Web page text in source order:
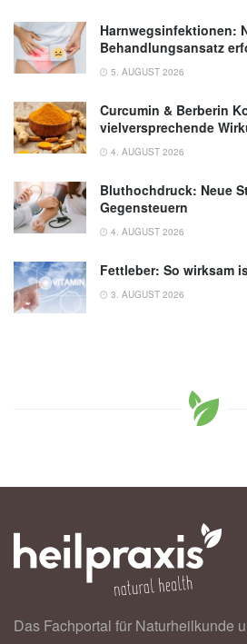
Harnwegsinfektionen:
Behandlungsansatz
5. AUGUST 2026
Curcumin & Berberin
vielversprechende
4. AUGUST 2026
Bluthochdruck: Neue
Gegensteuern
4. AUGUST 2026
Fettleber: So wirksam
3. AUGUST 2026
Das Fachportal für Naturheilkunde